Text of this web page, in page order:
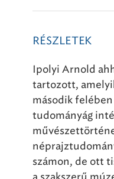
RÉSZLETEK
Ipolyi Arnold
tartozott,
második
tudományág
számon, de ott